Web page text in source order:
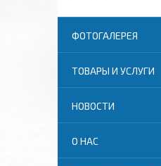
ФОТОГАЛЕРЕЯ
ТОВАРЫ И УСЛУГИ
НОВОСТИ
О НАС